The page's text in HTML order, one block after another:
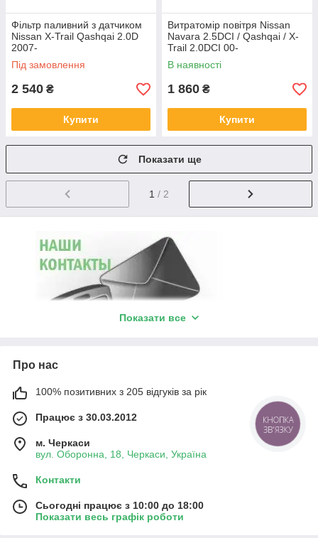
Фільтр паливний з датчиком
Nissan X-Trail Qashqai 2.0D
2007-
Під замовлення
2 540 ₴
Купити
Витратомір повітря Nissan
Navara 2.5DCI / Qashqai / X-
Trail 2.0DCI 00-
В наявності
1 860 ₴
Купити
Показати ще
1 / 2
Показати все
Про нас
100% позитивних з 205 відгуків за рік
Працює з 30.03.2012
м. Черкаси
вул. Оборонна, 18, Черкаси, Україна
Контакти
Сьогодні працює з 10:00 до 18:00
Показати весь графік роботи
КНОПКА
ЗВ'ЯЗКУ